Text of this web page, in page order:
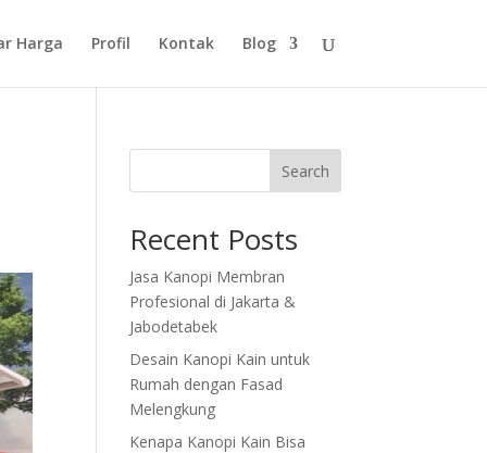
Harga Profil Kontak Blog
Search
Recent Posts
Jasa Kanopi Membran
Profesional di Jakarta &
Jabodetabek
Desain Kanopi Kain untuk
Rumah dengan Fasad
Melengkung
Kenapa Kanopi Kain Bisa